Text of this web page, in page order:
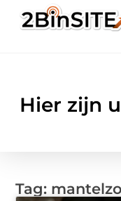
Hier zijn
Tag: